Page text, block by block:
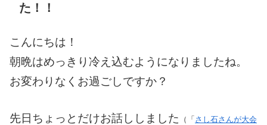
た！！
こんにちは！
朝晩はめっきり冷え込むようになりましたね。
お変わりなくお過ごしですか？
先日ちょっとだけお話ししました （「 さし石さんが大会